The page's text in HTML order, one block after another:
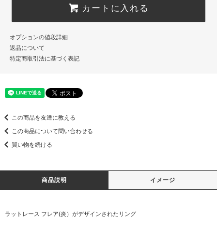
カートに入れる
オプションの値段詳細
返品について
特定商取引法に基づく表記
この商品を友達に教える
この商品について問い合わせる
買い物を続ける
商品説明 イメージ
ラットレース フレア(炎）がデザインされたリング